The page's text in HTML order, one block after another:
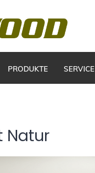
PRODUKTE SERVICE
Natur